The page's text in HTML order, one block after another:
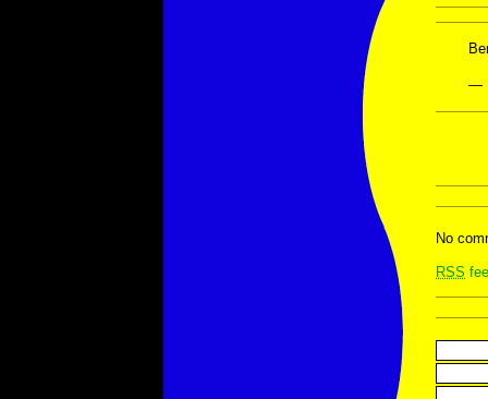
—
No
RSS